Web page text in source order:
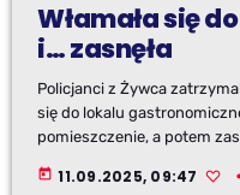
Włamała się
i… zasnęła
Policjanci z Żywca
się do lokalu
pomieszczenie, a potem
today 11.09.2025, 09:47